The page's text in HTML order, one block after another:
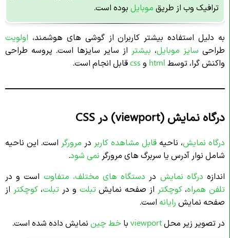
ترافیک وب از طریق موبایل بوده است.
به دلیل استفاده بیشتر کاربران از گوشی های هوشمند، اولویت
طراحی سایز موبایل، بیشتر از سایر سایزها است. پروسه طراحی
واکنش گرا، توسط html و cssقابل انجام است.
درگاه نمایش (viewport) در CSS
درگاه نمایش، ناحیه قابل مشاهده کاربر در مرورگر است. این ناحیه
شامل نوار آدرس یا سربرگ های مرورگر نمی شود.
اندازه درگاه نمایش در دستگاه های مختلف، متفاوت است و در
تلفن همراه، کوچکتر از صفحه نمایشتبلت و در تبلت،کوچکتر از
صفحه نمایش رایانه است.
در تصویر زیر محل viewport با خط چین نمایش داده شده است.